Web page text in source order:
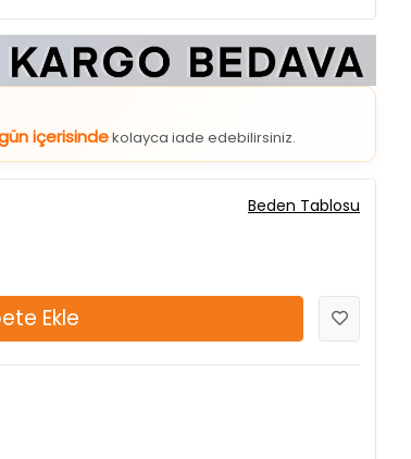
içerisindekolayca iade edebilirsiniz.